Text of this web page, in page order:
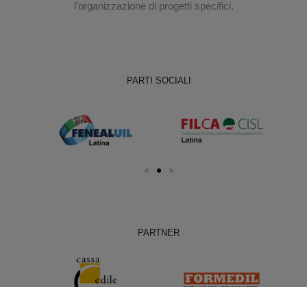
l’organizzazione di progetti specifici.
PARTI SOCIALI
PARTNER